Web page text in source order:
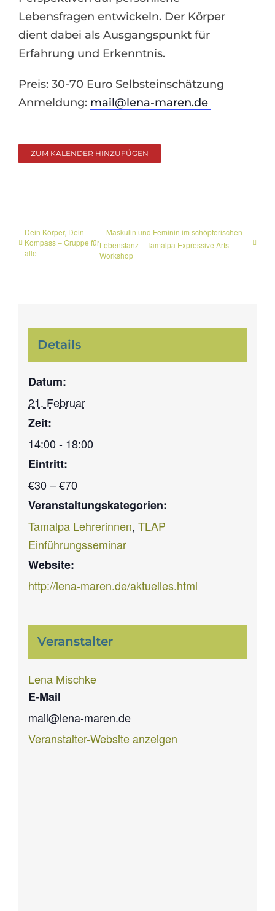
Lebensfragen entwickeln. Der Körper
dient dabei als Ausgangspunkt für
Erfahrung und Erkenntnis.
Preis: 30-70 Euro Selbsteinschätzung
Anmeldung: mail@lena-maren.de
ZUM KALENDER HINZUFÜGEN
Dein Körper, Dein
Kompass – Gruppe für
alle
Maskulin und Feminin im schöpferischen
Lebenstanz – Tamalpa Expressive Arts
Workshop
Details
Datum:
21. Februar
Zeit:
14:00 - 18:00
Eintritt:
€30 – €70
Veranstaltungskategorien:
Tamalpa Lehrerinnen, TLAP
Einführungsseminar
Website:
http://lena-maren.de/aktuelles.html
Veranstalter
Lena Mischke
E-Mail
mail@lena-maren.de
Veranstalter-Website anzeigen